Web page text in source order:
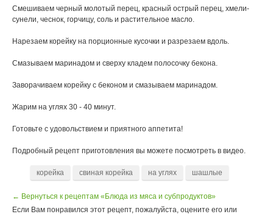
Смешиваем черный молотый перец, красный острый перец, хмели-
сунели, чеснок, горчицу, соль и растительное масло.
Нарезаем корейку на порционные кусочки и разрезаем вдоль.
Смазываем маринадом и сверху кладем полосочку бекона.
Заворачиваем корейку с беконом и смазываем маринадом.
Жарим на углях 30 - 40 минут.
Готовьте с удовольствием и приятного аппетита!
Подробный рецепт приготовления вы можете посмотреть в видео.
корейка свиная корейка на углях шашлые
← Вернуться к рецептам «Блюда из мяса и субпродуктов»
Если Вам понравился этот рецепт, пожалуйста, оцените его или